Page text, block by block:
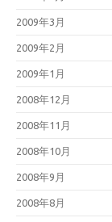
2009年3月
2009年2月
2009年1月
2008年12月
2008年11月
2008年10月
2008年9月
2008年8月